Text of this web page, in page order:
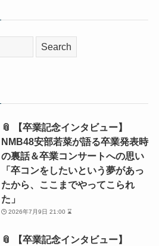
📎 【卒業記念インタビュー】
NMB48安部若菜が語る卒業発表時
の裏話＆卒業コンサートへの思い
「卒コンをしたいという夢があっ
たから、ここまでやってこられ
た」
2026年7月9日 21:00 ⌛
📎 【卒業記念インタビュー】